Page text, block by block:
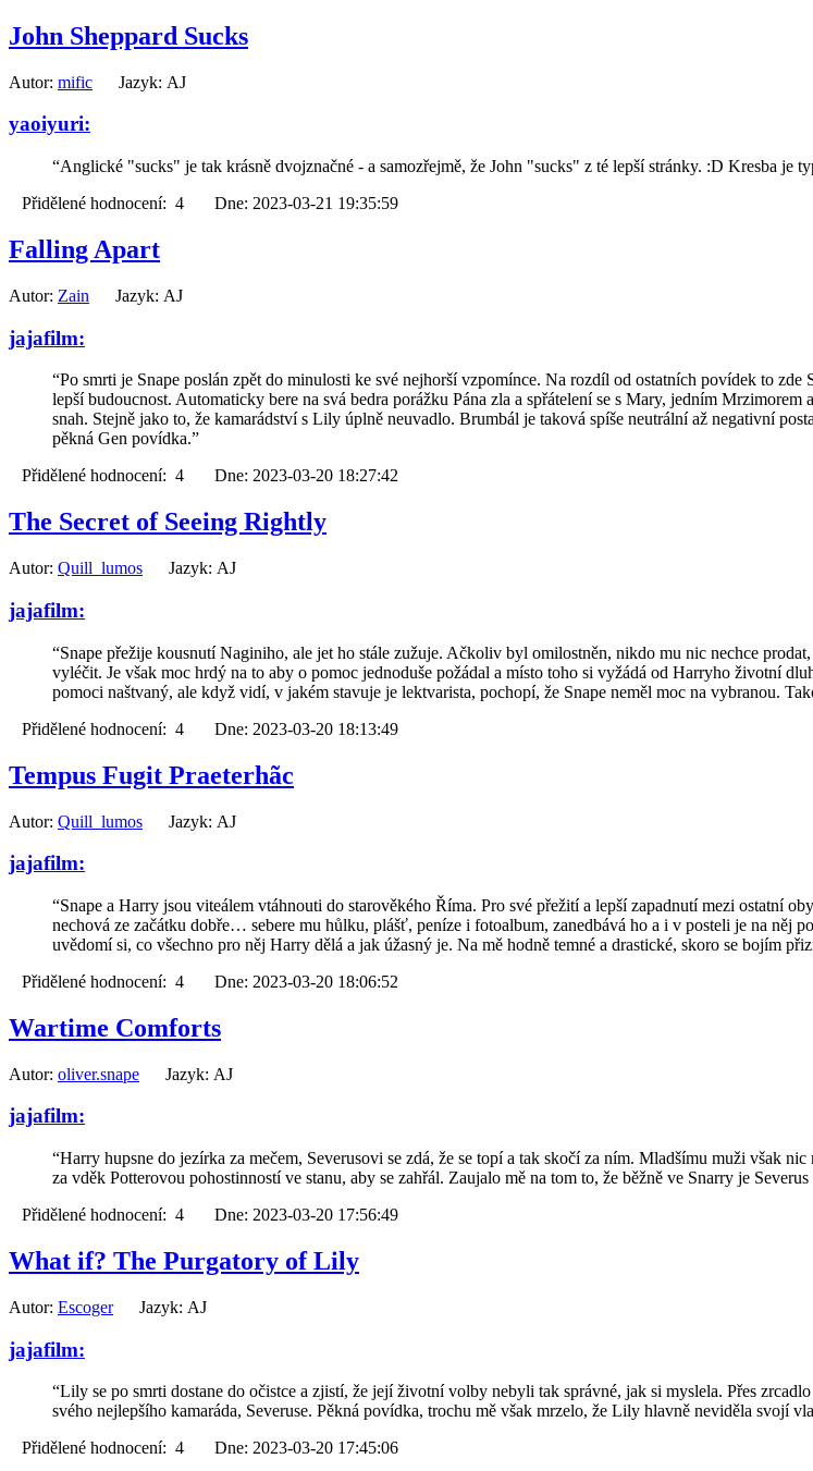
John Sheppard Sucks
Autor: mific Jazyk: AJ
yaoiyuri:
“Anglické "sucks" je tak krásně dvojznačné - a samozřejmě, že John "sucks" z té lepší stránky. :D Kresba je
Přidělené hodnocení: 4 Dne: 2023-03-21 19:35:59
Falling Apart
Autor: Zain Jazyk: AJ
jajafilm:
“Po smrti je Snape poslán zpět do minulosti ke své nejhorší vzpomínce. Na rozdíl od ostatních povídek to
lepší budoucnost. Automaticky bere na svá bedra porážku Pána zla a spřátelení se s Mary, jedním
snah. Stejně jako to, že kamarádství s Lily úplně neuvadlo. Brumbál je taková spíše neutrální až negativní
pěkná Gen povídka.”
Přidělené hodnocení: 4 Dne: 2023-03-20 18:27:42
The Secret of Seeing Rightly
Autor: Quill_lumos Jazyk: AJ
jajafilm:
“Snape přežije kousnutí Naginiho, ale jet ho stále zužuje. Ačkoliv byl omilostněn, nikdo mu nic nechce
vyléčit. Je však moc hrdý na to aby o pomoc jednoduše požádal a místo toho si vyžádá od Harryho životní
pomoci naštvaný, ale když vidí, v jakém stavuje je lektvarista, pochopí, že Snape neměl moc na vybranou.
Přidělené hodnocení: 4 Dne: 2023-03-20 18:13:49
Tempus Fugit Praeterhãc
Autor: Quill_lumos Jazyk: AJ
jajafilm:
“Snape a Harry jsou viteálem vtáhnouti do starověkého Říma. Pro své přežití a lepší zapadnutí mezi ostatní
nechová ze začátku dobře… sebere mu hůlku, plášť, peníze i fotoalbum, zanedbává ho a i v posteli je na něj
uvědomí si, co všechno pro něj Harry dělá a jak úžasný je. Na mě hodně temné a drastické, skoro se bojím
Přidělené hodnocení: 4 Dne: 2023-03-20 18:06:52
Wartime Comforts
Autor: oliver.snape Jazyk: AJ
jajafilm:
“Harry hupsne do jezírka za mečem, Severusovi se zdá, že se topí a tak skočí za ním. Mladšímu muži však
za vděk Potterovou pohostinností ve stanu, aby se zahřál. Zaujalo mě na tom to, že běžně ve Snarry je
Přidělené hodnocení: 4 Dne: 2023-03-20 17:56:49
What if? The Purgatory of Lily
Autor: EscogerJazyk: AJ
jajafilm:
“Lily se po smrti dostane do očistce a zjistí, že její životní volby nebyli tak správné, jak si myslela. Přes
svého nejlepšího kamaráda, Severuse. Pěkná povídka, trochu mě však mrzelo, že Lily hlavně neviděla svojí
Přidělené hodnocení: 4 Dne: 2023-03-20 17:45:06